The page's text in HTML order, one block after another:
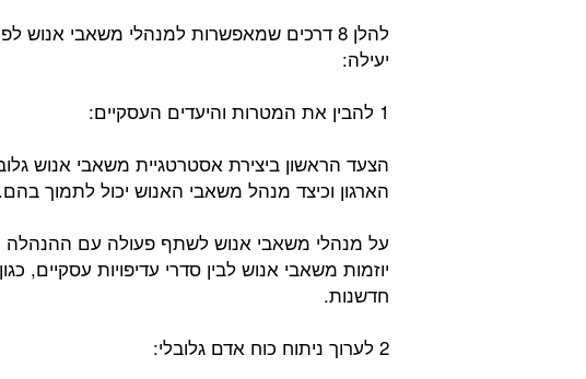
להלן 8 דרכים שמאפשרות למנהלי משאבי
יעילה:
1 להבין את המטרות והיעדים העסקיים:
הצעד הראשון ביצירת אסטרטגיית משאבי אנוש
הארגון וכיצד מנהל משאבי האנוש יכול לתמוך בהם.
על מנהלי משאבי אנוש לשתף פעולה עם ההנהלה
יוזמות משאבי אנוש לבין סדרי עדיפויות עסקיים,
חדשנות.
2 לערוך ניתוח כוח אדם גלובלי: